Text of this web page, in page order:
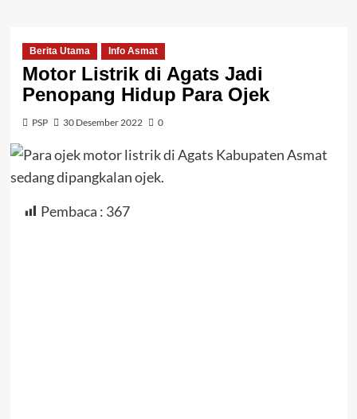
Berita Utama Info Asmat
Motor Listrik di Agats Jadi
Penopang Hidup Para Ojek
PSP 30 Desember 2022 0
Pembaca : 367